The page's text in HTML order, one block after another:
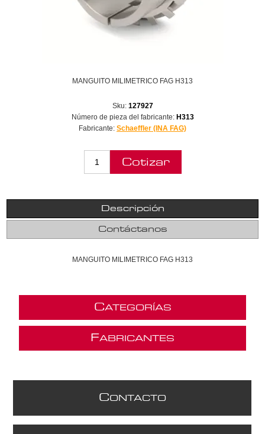
MANGUITO MILIMETRICO FAG H313
Sku: 127927
Número de pieza del fabricante: H313
Fabricante: Schaeffler (INA FAG)
Descripción
Contáctanos
MANGUITO MILIMETRICO FAG H313
CATEGORÍAS
FABRICANTES
CONTACTO